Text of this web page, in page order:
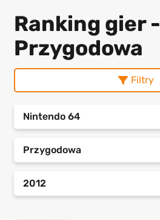
Ranking gier -
Przygodowa
Filtry
Nintendo 64
Przygodowa
2012